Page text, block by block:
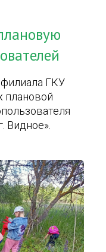
ГКУ
плановой
Видное».